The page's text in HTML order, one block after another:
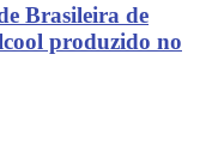
Brasileira de
produzido no